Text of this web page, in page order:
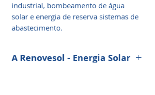
industrial, bombeamento de água
solar e energia de reserva sistemas de
abastecimento.
A Renovesol - Energia Solar